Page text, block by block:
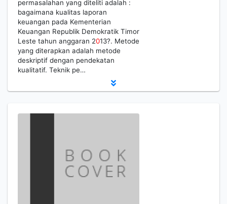
permasalahan yang diteliti adalah :
bagaimana kualitas laporan
keuangan pada Kementerian
Keuangan Republik Demokratik Timor
Leste tahun anggaran 2013?. Metode
yang diterapkan adalah metode
deskriptif dengan pendekatan
kualitatif. Teknik pe…